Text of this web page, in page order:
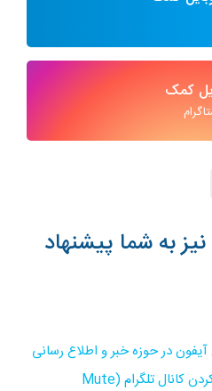
کمک
به شما پیشنهاد
آیفون در حوزه خبر و اطلاع رسانی
آموزش میوت یا بی صدا کردن کانال تلگرام (Mute